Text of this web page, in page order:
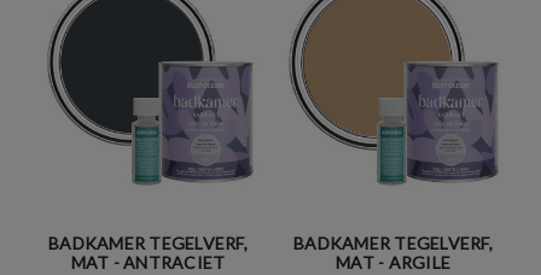
BADKAMER TEGELVERF,
MAT - ANTRACIET
BADKAMER TEGELVERF,
MAT - ARGILE